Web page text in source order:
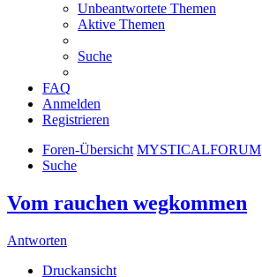
Unbeantwortete Themen
Aktive Themen
Suche
FAQ
Anmelden
Registrieren
Foren-Übersicht MYSTICALFORUM
Suche
Vom rauchen wegkommen
Antworten
Druckansicht